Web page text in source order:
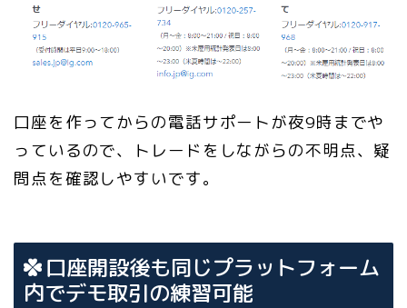
口座を作ってからの電話サポートが夜9時までや
っているので、トレードをしながらの不明点、疑
問点を確認しやすいです。
口座開設後も同じプラットフォーム
内でデモ取引の練習可能